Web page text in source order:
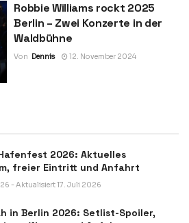
Robbie Williams rockt 2025
Berlin – Zwei Konzerte in der
Waldbühne
Von Dennis 12. November 2024
2026: Aktuelles
freier Eintritt und Anfahrt
- Aktualisiert 17. Juli 2026
in Berlin 2026: Setlist-Spoiler,